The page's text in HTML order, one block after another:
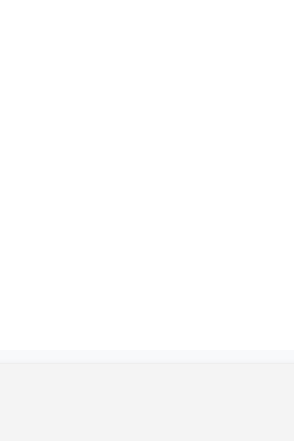
последствия, в том